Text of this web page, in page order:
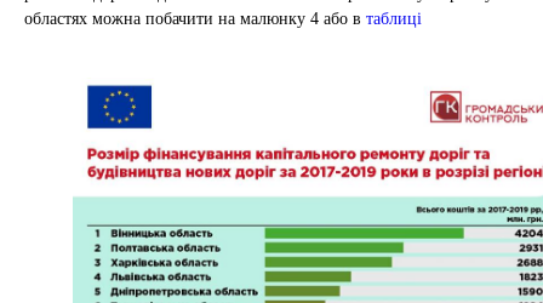
областях можна побачити на малюнку 4 або в таблиці